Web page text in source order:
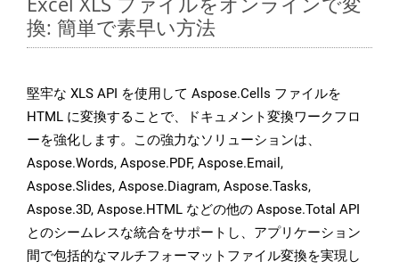
換: 簡単で素早い方法
堅牢な XLS API を使用して Aspose.Cells ファイルを
HTML に変換することで、ドキュメント変換ワークフロ
ーを強化します。この強力なソリューションは、
Aspose.Words, Aspose.PDF, Aspose.Email,
Aspose.Slides, Aspose.Diagram, Aspose.Tasks,
Aspose.3D, Aspose.HTML などの他の Aspose.Total API
とのシームレスな統合をサポートし、アプリケーション
間で包括的なマルチフォーマットファイル変換を実現し